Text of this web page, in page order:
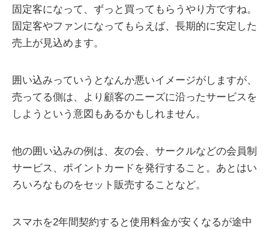
固定客になって、ずっと買ってもらうやり方ですね。
固定客やファンになってもらえば、長期的に安定した
売上が見込めます。
囲い込みっていうとなんか悪いイメージがしますが、
売ってる側は、より顧客のニーズに沿ったサービスを
しようという意図もあるかもしれません。
他の囲い込みの例は、友の会、サークルなどの会員制
サービス、ポイントカードを発行すること。あとはい
ろいろなものをセット販売することなど。
スマホを2年間契約すると使用料金が安くなるが途中